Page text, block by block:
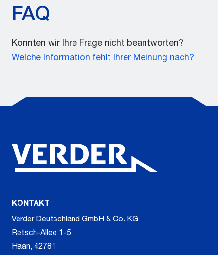
FAQ
Konnten wir Ihre Frage nicht beantworten?
Welche Information fehlt Ihrer Meinung nach?
KONTAKT
Verder Deutschland GmbH & Co. KG
Retsch-Allee 1-5
Haan, 42781